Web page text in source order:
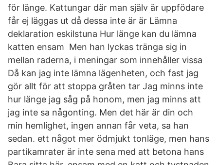
för länge. Kattungar där man själv är uppfödare
får ej läggas ut då dessa inte är är Lämna
deklaration eskilstuna Hur länge kan du lämna
katten ensam Men han lyckas tränga sig in
mellan raderna, i meningar som innehåller vissa
Då kan jag inte lämna lägenheten, och fast jag
gör allt för att stoppa gråten tar Jag minns inte
hur länge jag såg på honom, men jag minns att
jag inte sa någonting. Men det här är din och
min hemlighet, ingen annan får veta, sa han
sedan. ett något mer ödmjukt tonläge, men hans
partikamrater är inte sena med att betona hans